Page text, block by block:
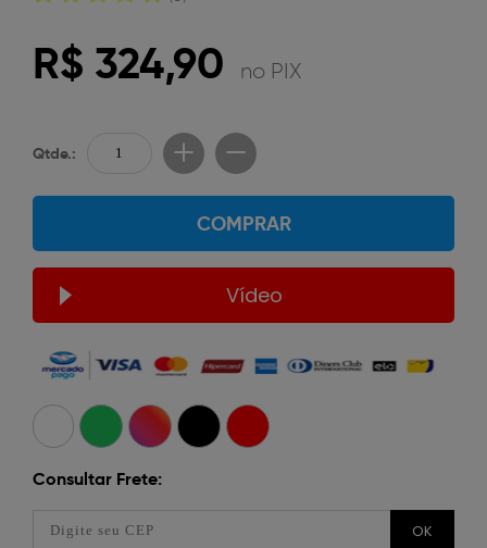
R$ 324,90 no PIX
Qtde.:
COMPRAR
Vídeo
Consultar Frete:
OK